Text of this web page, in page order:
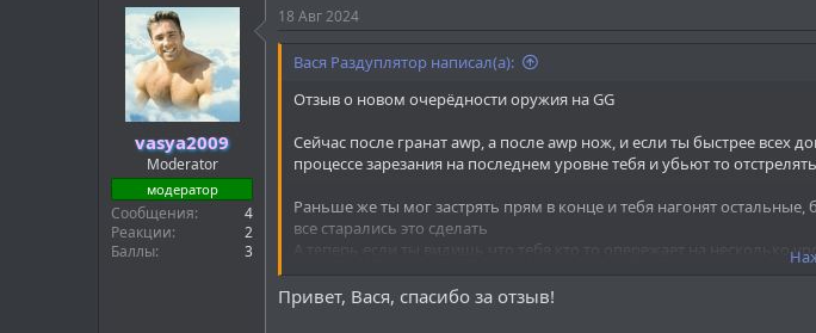
vasya2009
Moderator
модератор
Сообщения
4
Реакции
2
Баллы
3
18 Авг 2024
Вася Раздуплятор написал(а):
Отзыв о новом очерёдности оружия на GG
Сейчас после гранат awp, а после awp нож, и если ты быстрее всех
процессе зарезания на последнем уровне тебя и убьют то
Раньше же ты мог застрять прям в конце и тебя нагонят
все старались это сделать
А теперь если ты видишь что тебя кто то опережает на несколько
Момент с тем что одной гранатой можно было сразу и пропустить
Привет, Вася, спасибо за отзыв!